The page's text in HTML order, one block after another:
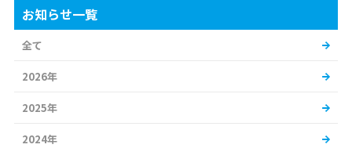
お知らせ一覧
全て
2026年
2025年
2024年